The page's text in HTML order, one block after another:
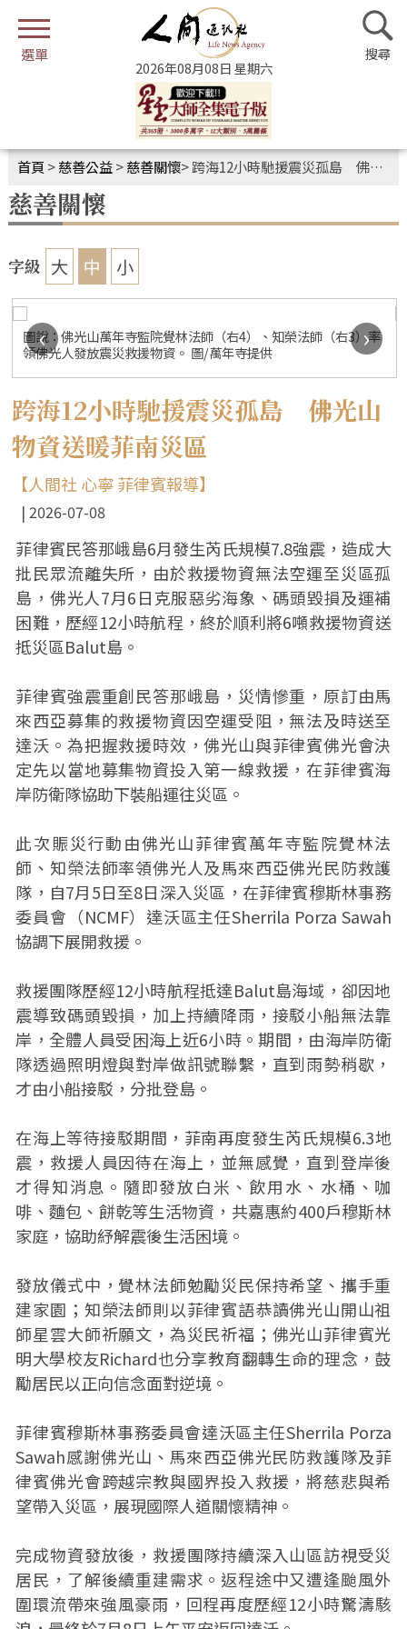
2026年08月08日 星期六
首頁 >慈善公益>慈善關懷>跨海12小時馳援震災孤島 佛光山物資送暖菲南災區
慈善關懷
字級 大 中 小
圖說：佛光山萬年寺監院覺林法師（右4）、知榮法師（右3）率
領佛光人發放震災救援物資。 圖/萬年寺提供
‹ ›
跨海12小時馳援震災孤島 佛光山
物資送暖菲南災區
【人間社 心寧 菲律賓報導】
2026-07-08
菲律賓民答那峨島6月發生芮氏規模7.8強震，造成大
批民眾流離失所，由於救援物資無法空運至災區孤
島，佛光人7月6日克服惡劣海象、碼頭毀損及運補
困難，歷經12小時航程，終於順利將6噸救援物資送
抵災區Balut島。
菲律賓強震重創民答那峨島，災情慘重，原訂由馬
來西亞募集的救援物資因空運受阻，無法及時送至
達沃。為把握救援時效，佛光山與菲律賓佛光會決
定先以當地募集物資投入第一線救援，在菲律賓海
岸防衛隊協助下裝船運往災區。
此次賑災行動由佛光山菲律賓萬年寺監院覺林法
師、知榮法師率領佛光人及馬來西亞佛光民防救護
隊，自7月5日至8日深入災區，在菲律賓穆斯林事務
委員會（NCMF）達沃區主任Sherrila Porza Sawah
協調下展開救援。
救援團隊歷經12小時航程抵達Balut島海域，卻因地
震導致碼頭毀損，加上持續降雨，接駁小船無法靠
岸，全體人員受困海上近6小時。期間，由海岸防衛
隊透過照明燈與對岸做訊號聯繫，直到雨勢稍歇，
才由小船接駁，分批登島。
在海上等待接駁期間，菲南再度發生芮氏規模6.3地
震，救援人員因待在海上，並無感覺，直到登岸後
才得知消息。隨即發放白米、飲用水、水桶、咖
啡、麵包、餅乾等生活物資，共嘉惠約400戶穆斯林
家庭，協助紓解震後生活困境。
發放儀式中，覺林法師勉勵災民保持希望、攜手重
建家園；知榮法師則以菲律賓語恭讀佛光山開山祖
師星雲大師祈願文，為災民祈福；佛光山菲律賓光
明大學校友Richard也分享教育翻轉生命的理念，鼓
勵居民以正向信念面對逆境。
菲律賓穆斯林事務委員會達沃區主任Sherrila Porza
Sawah感謝佛光山、馬來西亞佛光民防救護隊及菲
律賓佛光會跨越宗教與國界投入救援，將慈悲與希
望帶入災區，展現國際人道關懷精神。
完成物資發放後，救援團隊持續深入山區訪視受災
居民，了解後續重建需求。返程途中又遭逢颱風外
圍環流帶來強風豪雨，回程再度歷經12小時驚濤駭